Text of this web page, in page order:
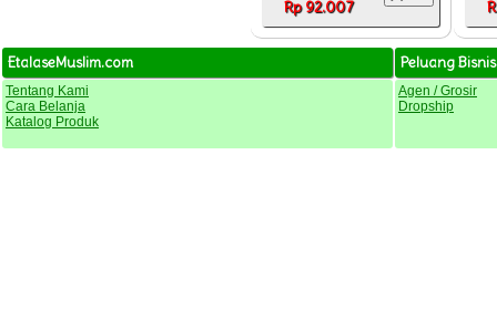
Rp 92.007
EtalaseMuslim.com Peluang Bisnis
Tentang Kami
Cara Belanja
Katalog Produk
Agen / Grosir
Dropship